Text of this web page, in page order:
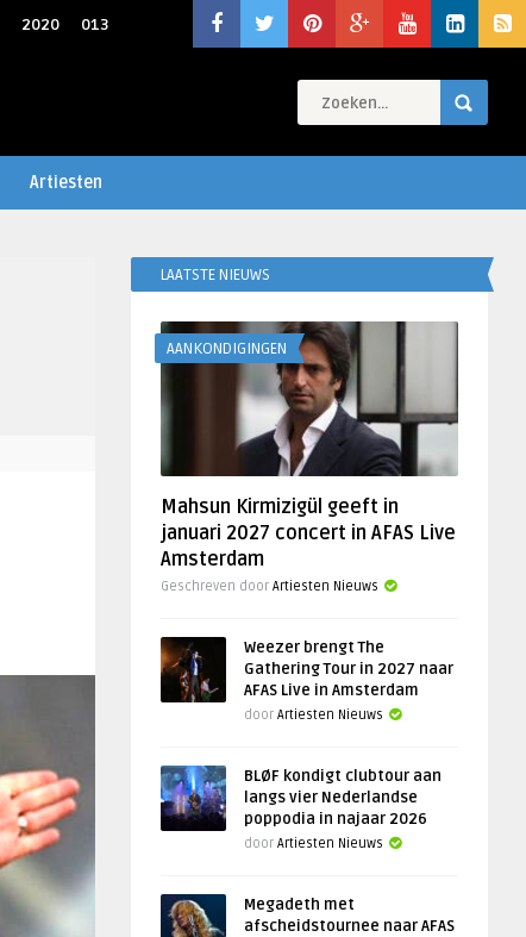
2020 013
Artiesten
LAATSTE NIEUWS
AANKONDIGINGEN
Mahsun Kirmizigül geeft in
januari 2027 concert in AFAS Live
Amsterdam
Geschreven door Artiesten Nieuws
Weezer brengt The
Gathering Tour in 2027 naar
AFAS Live in Amsterdam
door Artiesten Nieuws
BLØF kondigt clubtour aan
langs vier Nederlandse
poppodia in najaar 2026
door Artiesten Nieuws
Megadeth met
afscheidstournee naar AFAS